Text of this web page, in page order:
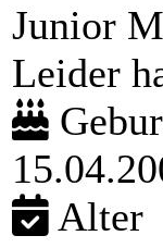
Junior
Leider
Alter